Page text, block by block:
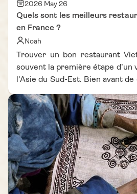
2026 May 26
Quels sont les meilleurs
en France ?
Noah
Trouver un bon restaurant
souvent la première étape d’un
l’Asie du Sud-Est. Bien avant
Chi Minh-Ville, de nombreux
leur immersion autour d’un bol
“bo bun” parfumé ou d’un
intense. En France, la cuisine
par sa fraîcheur, son équilibre
saveurs régionales. Des
aux tables plus
offrent une expérience